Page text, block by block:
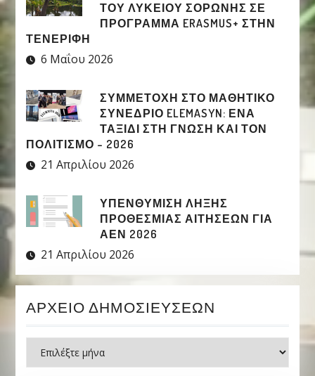
ΤΟΥ ΛΥΚΕΊΟΥ ΣΟΡΩΝΉΣ ΣΕ
ΠΡΌΓΡΑΜΜΑ ERASMUS+ ΣΤΗΝ
ΤΕΝΕΡΊΦΗ
6 Μαΐου 2026
ΣΥΜΜΕΤΟΧΉ ΣΤΟ ΜΑΘΗΤΙΚΌ
ΣΥΝΈΔΡΙΟ ELEMASYN: ΈΝΑ
ΤΑΞΊΔΙ ΣΤΗ ΓΝΏΣΗ ΚΑΙ ΤΟΝ
ΠΟΛΙΤΙΣΜΌ – 2026
21 Απριλίου 2026
ΥΠΕΝΘΥΜΙΣΗ ΛΗΞΗΣ
ΠΡΟΘΕΣΜΙΑΣ ΑΙΤΗΣΕΩΝ ΓΙΑ
ΑΕΝ 2026
21 Απριλίου 2026
ΑΡΧΕΊΟ ΔΗΜΟΣΙΕΎΣΕΩΝ
Ιστορικό